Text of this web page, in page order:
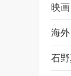
映
海
石